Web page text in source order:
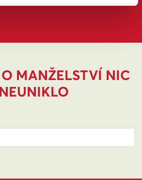
MANŽELSTVÍ NIC
NEUNIKLO